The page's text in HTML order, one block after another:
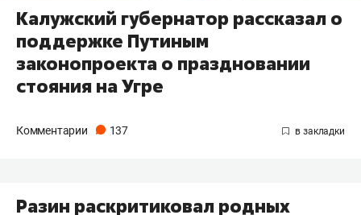
Калужский губернатор рассказал о
поддержке Путиным
законопроекта о праздновании
стояния на Угре
Комментарии 137
Разин раскритиковал родных